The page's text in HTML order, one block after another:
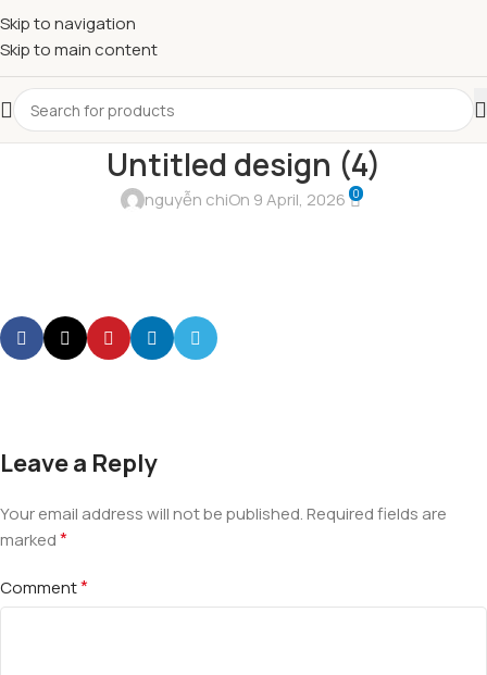
Skip to navigation
Skip to main content
Untitled design (4)
nguyễn chiOn 9 April, 2026 0
Leave a Reply
Your email address will not be published.Required fields are
marked*
Comment*